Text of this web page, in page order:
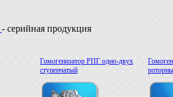
- серийная продукция
Гомогенизатор РПГ одно-двух
ступенчатый